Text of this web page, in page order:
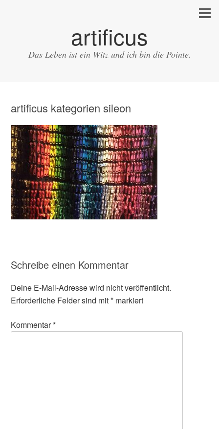
artificus
Das Leben ist ein Witz und ich bin die Pointe.
artificus kategorien sileon
Schreibe einen Kommentar
Deine E-Mail-Adresse wird nicht veröffentlicht.
Erforderliche Felder sind mit* markiert
Kommentar*